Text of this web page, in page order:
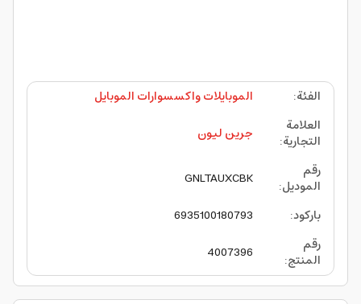
الفئة:
الموبايلات واكسسوارات الموبايل
العلامة
التجارية:
جرين ليون
رقم
الموديل:
GNLTAUXCBK
باركود:
6935100180793
رقم
المنتج:
4007396